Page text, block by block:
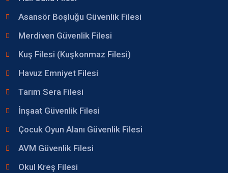
Asansör Boşluğu Güvenlik Filesi
Merdiven Güvenlik Filesi
Kuş Filesi (Kuşkonmaz Filesi)
Havuz Emniyet Filesi
Tarım Sera Filesi
İnşaat Güvenlik Filesi
Çocuk Oyun Alanı Güvenlik Filesi
AVM Güvenlik Filesi
Okul Kreş Filesi